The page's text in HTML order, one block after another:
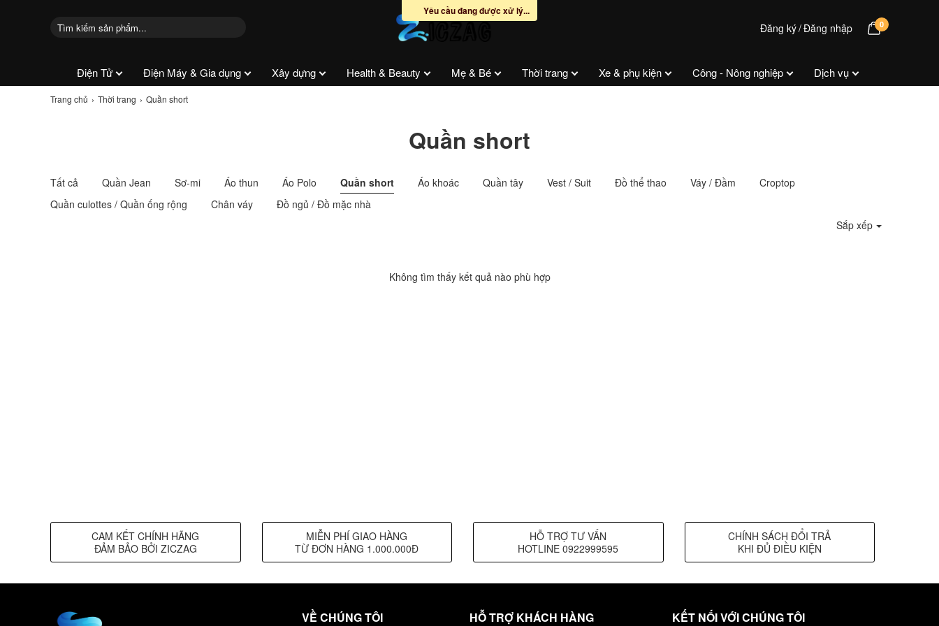
Đăng ký Đăng nhập 0
Điện Tử Điện Máy & Gia dụng Xây dựng Health & Beauty Mẹ & Bé Thời trang Xe & phụ kiện Công - Nông nghiệp Dịch vụ
Trang chủ Thời trang Quần short
Quần short
Tất cả Quần Jean Sơ-mi Áo thun Áo Polo Quần short Áo khoác Quần tây Vest / Suit Đồ thể thao Váy / Đầm
Croptop
Quần culottes / Quần ống rộng
Chân váy
Đồ ngủ / Đồ mặc nhà
Sắp xếp
Không tìm thấy kết quả nào phù hợp
CAM KẾT CHÍNH HÃNG
ĐẢM BẢO BỞI ZICZAG
MIỄN PHÍ GIAO HÀNG
TỪ ĐƠN HÀNG 1.000.000Đ
HỖ TRỢ TƯ VẤN
HOTLINE 0922999595
CHÍNH SÁCH ĐỔI TRẢ
KHI ĐỦ ĐIỀU KIỆN
VỀ CHÚNG TÔI HỖ TRỢ KHÁCH HÀNG KẾT NỐI VỚI CHÚNG TÔI
Yêu cầu đang được xử lý...